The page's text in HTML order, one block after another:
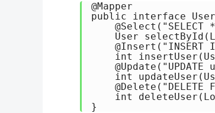
@Mapper
public interface
@Select("SELECT
User
@Insert("INSERT
int
@Update("UPDATE
int
@Delete("DELETE
int
}